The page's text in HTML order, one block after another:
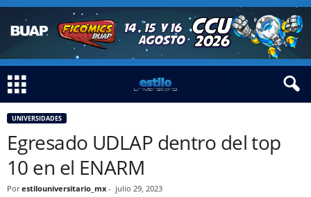
UNIVERSIDADES
Egresado UDLAP dentro del top
10 en el ENARM
Por estilouniversitario_mx - julio 29, 2023